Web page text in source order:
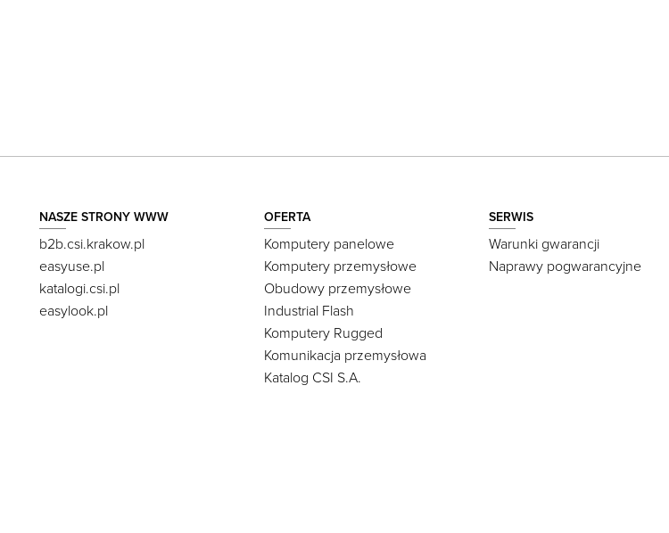
NASZE STRONY WWW
b2b.csi.krakow.pl
easyuse.pl
katalogi.csi.pl
easylook.pl
OFERTA
Komputery panelowe
Komputery przemysłowe
Obudowy przemysłowe
Industrial Flash
Komputery Rugged
Komunikacja przemysłowa
Katalog CSI S.A.
SERWIS
Warunki gwarancji
Naprawy pogwarancyjne